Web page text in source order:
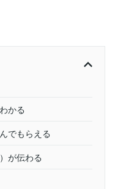
かる
でもらえる
が伝わる